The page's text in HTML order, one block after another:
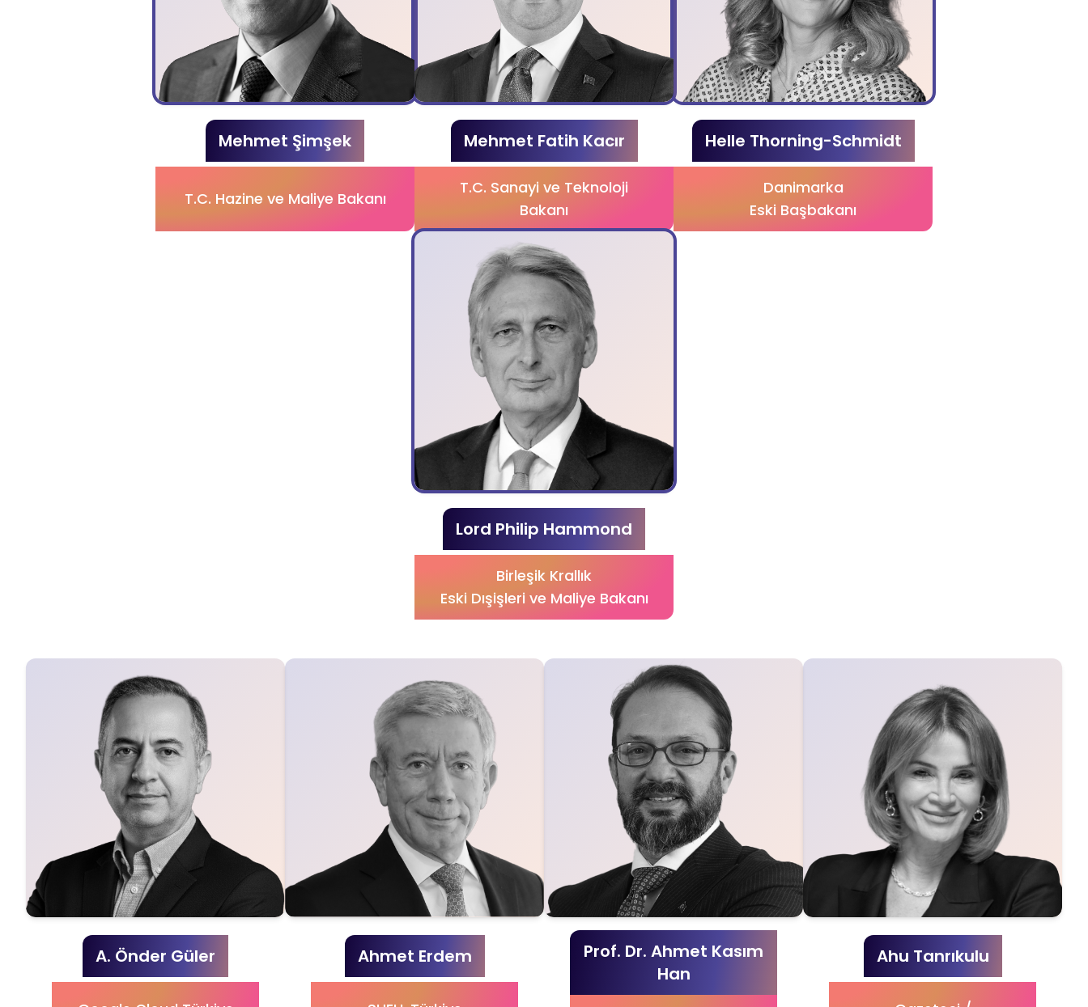
Mehmet Şimşek
T.C. Hazine ve Maliye Bakanı
Mehmet Fatih Kacır
T.C. Sanayi ve Teknoloji
Bakanı
Helle Thorning-Schmidt
Danimarka
Eski Başbakanı
Lord Philip Hammond
Birleşik Krallık
Eski Dışişleri ve Maliye Bakanı
A. Önder Güler Ahmet Erdem
Prof. Dr. Ahmet Kasım
Han
Ahu Tanrıkulu